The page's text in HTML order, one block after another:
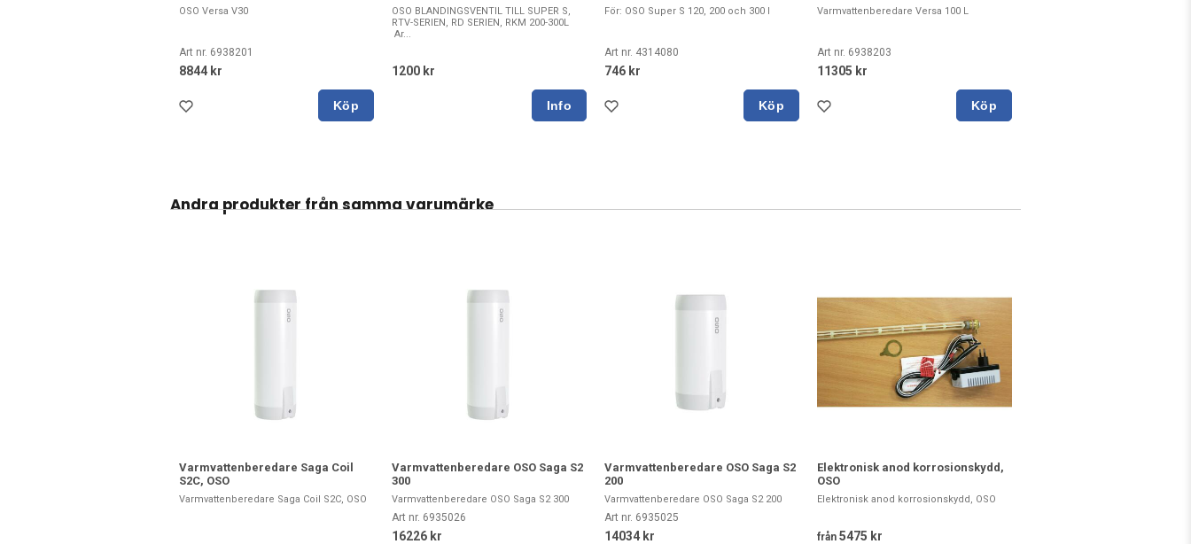
OSO Versa V30
Art nr. 6938201
8844 kr
Köp
OSO BLANDINGSVENTIL TILL SUPER S,
RTV-SERIEN, RD SERIEN, RKM 200-300L
Ar...
1200 kr
För: OSO Super S 120, 200 och 300 l
Art nr. 4314080
746 kr
Köp
Varmvattenberedare Versa 100 L
Art nr. 6938203
11305 kr
Köp
Andra produkter från samma varumärke
Varmvattenberedare Saga Coil
S2C, OSO
Varmvattenberedare Saga Coil S2C, OSO
Varmvattenberedare OSO Saga S2
300
Varmvattenberedare OSO Saga S2 300
Art nr. 6935026
16226 kr
Varmvattenberedare OSO Saga S2
200
Varmvattenberedare OSO Saga S2 200
Art nr. 6935025
14034 kr
Elektronisk anod korrosionskydd,
OSO
Elektronisk anod korrosionskydd, OSO
från 5475 kr